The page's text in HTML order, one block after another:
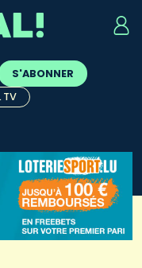
sont
S'ABONNER
TV